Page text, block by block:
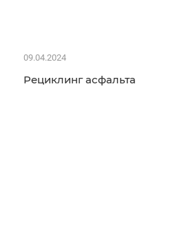
09.04.2024
Рециклинг асфальта